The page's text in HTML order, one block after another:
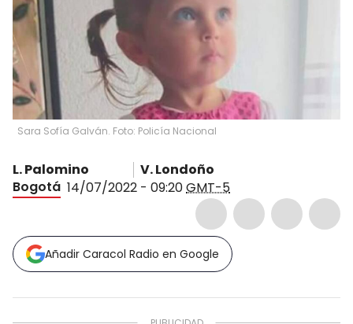
Sara Sofía Galván. Foto: Policía Nacional
L. Palomino
V. Londoño
Bogotá 14/07/2022 - 09:20GMT-5
Añadir Caracol Radio en Google